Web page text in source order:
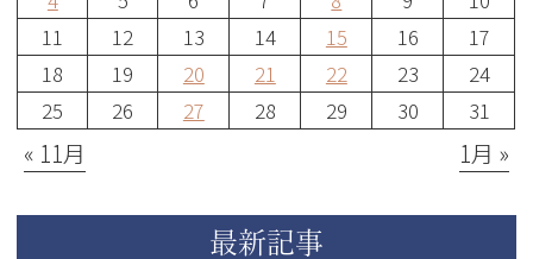
11
12 13 14 15 16
17
18
19 20 21 22 23
24
25
26 27 28 29 30 31
« 11月 1月 »
最新記事